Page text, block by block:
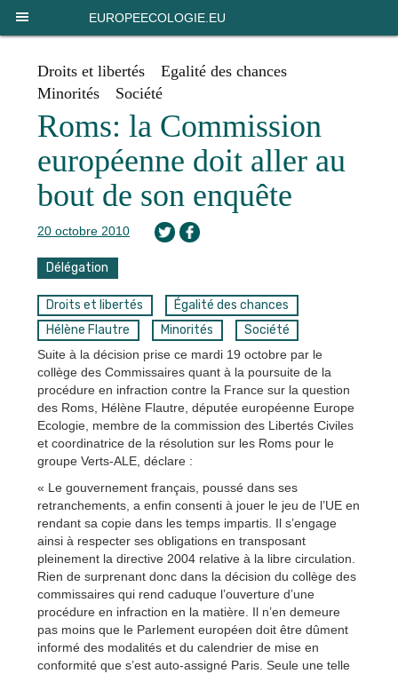
EUROPEECOLOGIE.EU
Droits et libertés
Egalité des chances
Minorités
Société
Roms: la Commission
européenne doit aller au
bout de son enquête
20 octobre 2010
Délégation
Droits et libertés
Égalité des chances
Hélène Flautre
Minorités Société
Suite à la décision prise ce mardi 19 octobre par le
collège des Commissaires quant à la poursuite de la
procédure en infraction contre la France sur la question
des Roms, Hélène Flautre, députée européenne Europe
Ecologie, membre de la commission des Libertés Civiles
et coordinatrice de la résolution sur les Roms pour le
groupe Verts-ALE, déclare :
« Le gouvernement français, poussé dans ses
retranchements, a enfin consenti à jouer le jeu de l’UE en
rendant sa copie dans les temps impartis. Il s’engage
ainsi à respecter ses obligations en transposant
pleinement la directive 2004 relative à la libre circulation.
Rien de surprenant donc dans la décision du collège des
commissaires qui rend caduque l’ouverture d’une
procédure en infraction en la matière. Il n’en demeure
pas moins que le Parlement européen doit être dûment
informé des modalités et du calendrier de mise en
conformité que s’est auto-assigné Paris. Seule une telle